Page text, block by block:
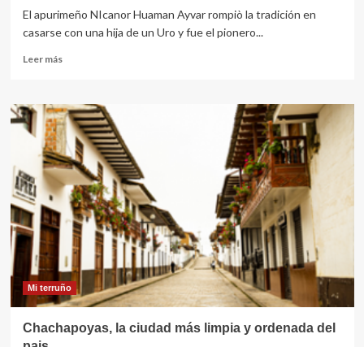
El apurimeño NIcanor Huaman Ayvar rompiò la tradición en
casarse con una hija de un Uro y fue el pionero...
Leer másLeer
EL
YERNO
DE
LOS
UROS
Mi terruño
Chachapoyas, la ciudad más limpia y ordenada del